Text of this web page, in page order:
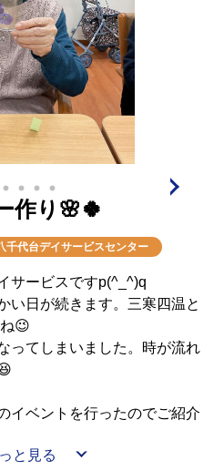
作り🌸🍀
千代台デイサービスセンター
サービスですp(^_^)q
い日が続きます。三寒四温と
😉
ってしまいました。時が流れ
イベントを行ったのでご紹介
ったお花を使い、押し花を作
と見る